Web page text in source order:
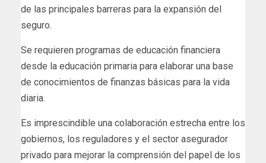
de las principales barreras para la expansión del
seguro.
Se requieren programas de educación financiera
desde la educación primaria para elaborar una base
de conocimientos de finanzas básicas para la vida
diaria.
Es imprescindible una colaboración estrecha entre los
gobiernos, los reguladores y el sector asegurador
privado para mejorar la comprensión del papel de los